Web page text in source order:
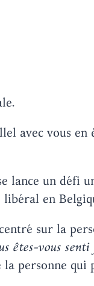
avec vous en
lance un
en
sur la
êtes-vous
personne